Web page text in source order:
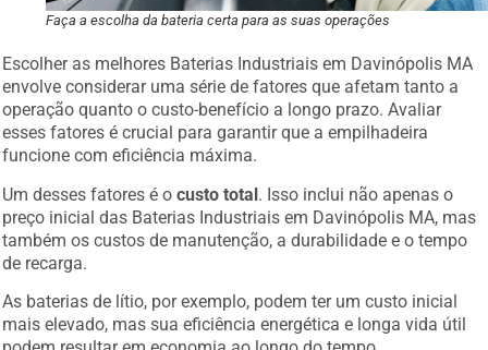
Faça a escolha da bateria certa para as suas operações
Escolher as melhores Baterias Industriais em Davinópolis MA
envolve considerar uma série de fatores que afetam tanto a
operação quanto o custo-benefício a longo prazo. Avaliar
esses fatores é crucial para garantir que a empilhadeira
funcione com eficiência máxima.
Um desses fatores é ocusto total . Isso inclui não apenas o
preço inicial das Baterias Industriais em Davinópolis MA, mas
também os custos de manutenção, a durabilidade e o tempo
de recarga.
As baterias de lítio, por exemplo, podem ter um custo inicial
mais elevado, mas sua eficiência energética e longa vida útil
podem resultar em economia ao longo do tempo.